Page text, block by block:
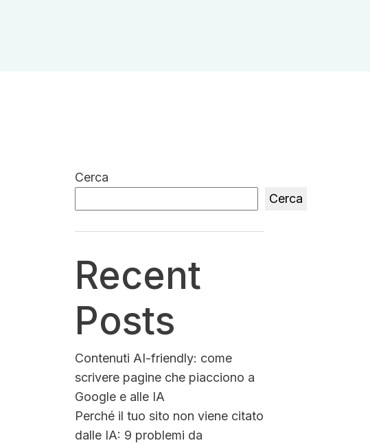
Cerca
Cerca
Recent
Posts
Contenuti AI-friendly: come
scrivere pagine che piacciono a
Google e alle IA
Perché il tuo sito non viene citato
dalle IA: 9 problemi da